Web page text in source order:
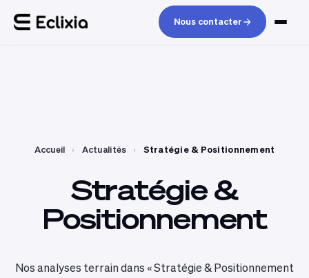
Nous contacter
Accueil › Actualités › Stratégie & Positionnement
Stratégie &
Positionnement
Nos analyses terrain dans « Stratégie & Positionnement